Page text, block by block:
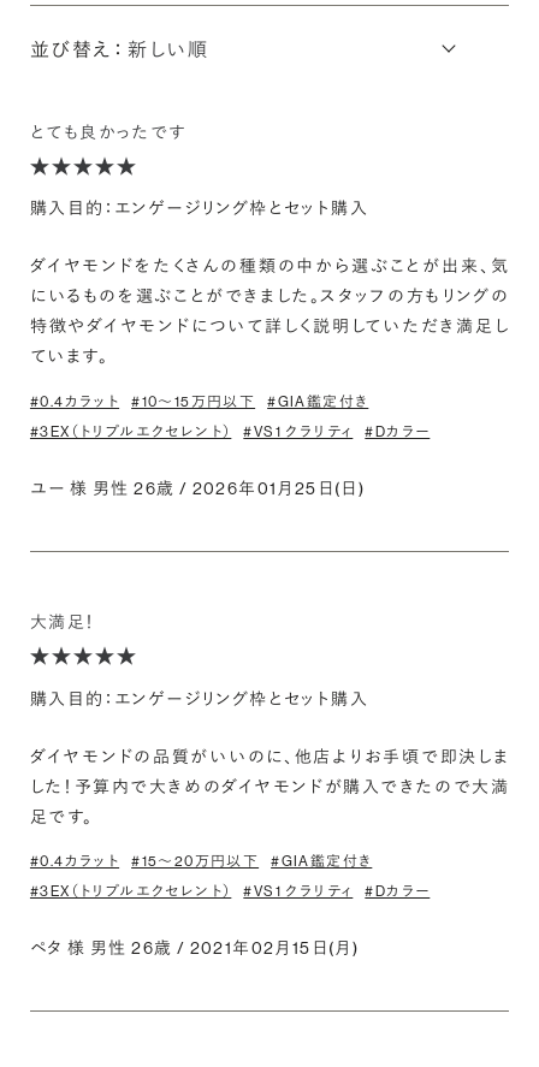
並び替え：
とても良かったです
購入目的：エンゲージリング枠とセット購入
ダイヤモンドをたくさんの種類の中から選ぶことが出来、気
にいるものを選ぶことができました。スタッフの方もリングの
特徴やダイヤモンドについて詳しく説明していただき満足し
ています。
#0.4カラット #10〜15万円以下
#GIA鑑定付き
#3EX（トリプルエクセレント）
#VS1 クラリティ #Dカラー
ユー 様 男性 26歳 / 2026年01月25日(日)
大満足！
購入目的：エンゲージリング枠とセット購入
ダイヤモンドの品質がいいのに、他店よりお手頃で即決しま
した！予算内で大きめのダイヤモンドが購入できたので大満
足です。
#0.4カラット #15〜20万円以下
#GIA鑑定付き
#3EX（トリプルエクセレント）
#VS1 クラリティ #Dカラー
ペタ 様 男性 26歳 / 2021年02月15日(月)